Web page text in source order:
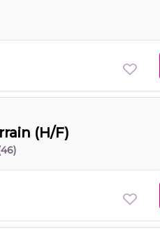
(H/F)